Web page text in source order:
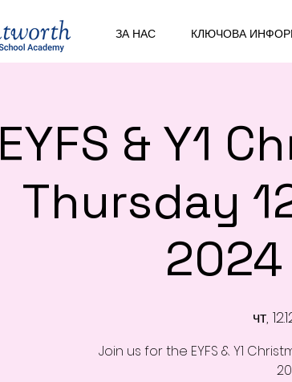
ЗА НАС КЛЮЧОВА
EYFS & Y1
Thursday
чт,
Join us for the EYFS & Y1